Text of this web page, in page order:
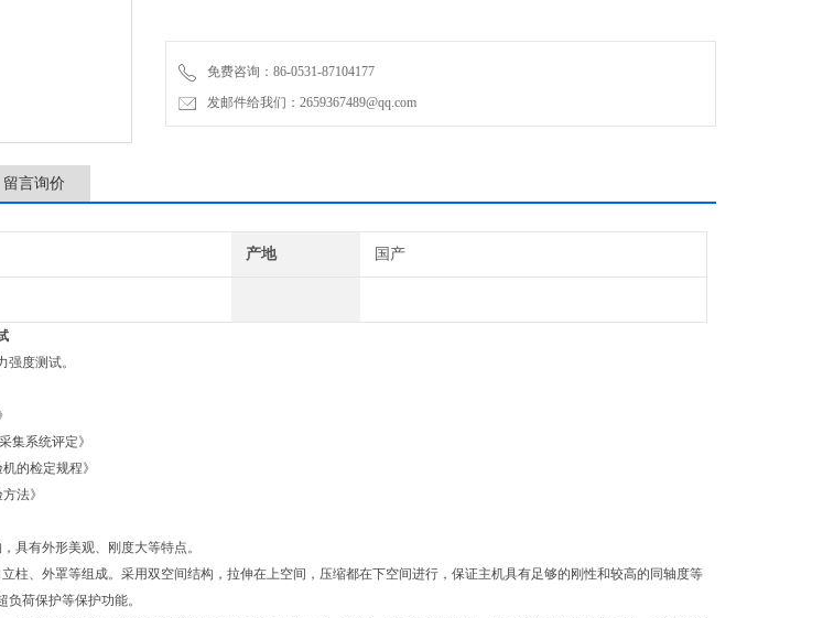
免费咨询：86-0531-87104177
发邮件给我们：2659367489@qq.com
留言询价
产地 国产
度测试。
集系统评定》
的检定规程》
法》
具有外形美观、刚度大等特点。
柱、外罩等组成。采用双空间结构，拉伸在上空间，压缩都在下空间进行，保证主机具有足够的刚性和较高的同轴度等
负荷保护等保护功能。